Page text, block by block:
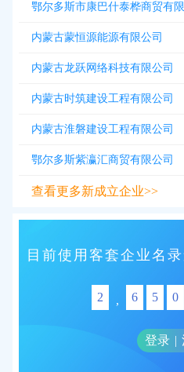
鄂尔多斯市康巴什泰桦商贸有
内蒙古蒙恒源能源有限公司
内蒙古龙跃网络科技有限公司
内蒙古时筑建设工程有限公司
内蒙古淮磐建设工程有限公司
鄂尔多斯紫瀛汇商贸有限公司
查看更多新成立企业>>
目前使用客套企业名
2 , 6 5 0
登录 |